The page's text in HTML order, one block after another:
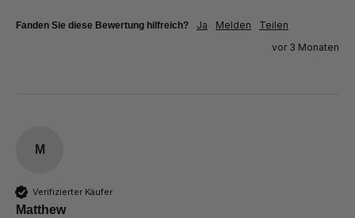
Fanden Sie diese Bewertung hilfreich? Ja Melden
Teilen
vor 3 Monaten
M
Verifizierter Käufer
Matthew